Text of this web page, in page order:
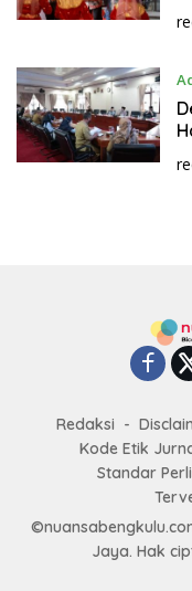
Redaksi
Kode Etik
Standar
Jaya. Hak